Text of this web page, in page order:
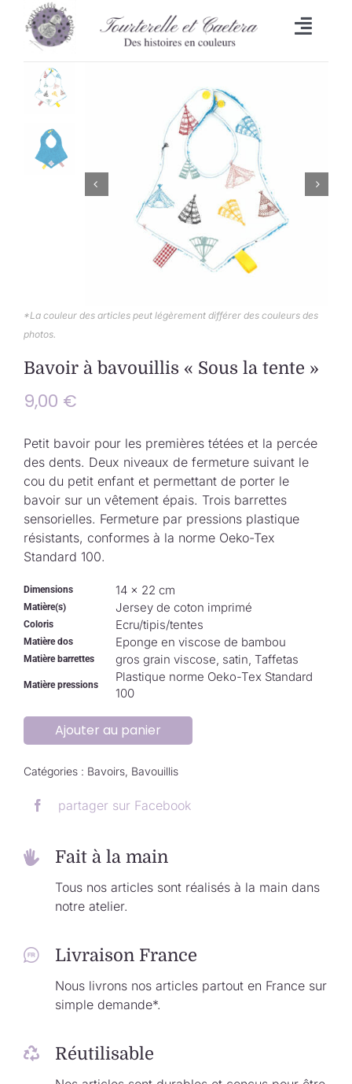
Passer
contenu
L’heure du bain
Lingettes
Bavoirs
Malle aux trésors
Set de table/Essuie-tout
Collection de Noël
Nous contacter
Panier
*La couleur des articles peut légèrement différer des couleurs des
photos.
Bavoir à bavouillis « Sous la tente »
9,00 €
Petit bavoir pour les premières tétées et la percée
des dents. Deux niveaux de fermeture suivant le
cou du petit enfant et permettant de porter le
bavoir sur un vêtement épais. Trois barrettes
sensorielles. Fermeture par pressions plastique
résistants, conformes à la norme Oeko-Tex
Standard 100.
Dimensions 14 × 22 cm
Matière(s) Jersey de coton imprimé
Coloris Ecru/tipis/tentes
Matière dos Eponge en viscose de bambou
Matière barrettes gros grain viscose, satin, Taffetas
Matière pressions
Plastique norme Oeko-Tex Standard
100
Ajouter au panier
Catégories : Bavoirs, Bavouillis
partager sur Facebook
Fait à la main
Tous nos articles sont réalisés à la main dans
notre atelier.
Livraison France
Nous livrons nos articles partout en France sur
simple demande*.
Réutilisable